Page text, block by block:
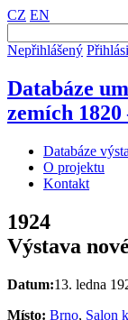
CZ EN
Nepřihlášený
Databáze
zemích 1820
Databáze
O projektu
Kontakt
1924
Výstava
Datum:13. ledna
Místo: Brno, Salon